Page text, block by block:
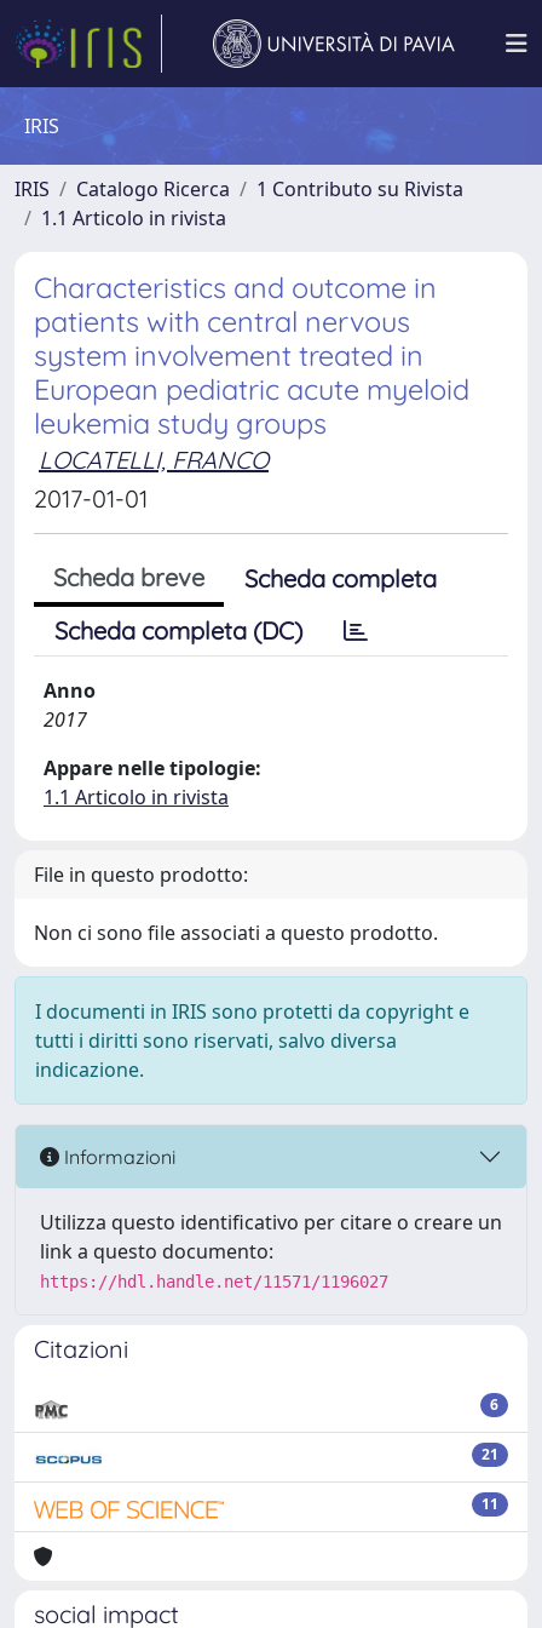
IRIS
IRIS Catalogo Ricerca
1 Contributo su Rivista
1.1 Articolo in rivista
Characteristics and outcome in
patients with central nervous
system involvement treated in
European pediatric acute myeloid
leukemia study groups
LOCATELLI, FRANCO
2017-01-01
Scheda breve
Scheda completa
Scheda completa (DC)
Anno
2017
Appare nelle tipologie:
1.1 Articolo in rivista
File in questo prodotto:
Non ci sono file associati a questo prodotto.
I documenti in IRIS sono protetti da copyright e
tutti i diritti sono riservati, salvo diversa
indicazione.
Informazioni
Utilizza questo identificativo per citare o creare un
link a questo documento:
https://hdl.handle.net/11571/1196027
Citazioni
6
21
11
social impact